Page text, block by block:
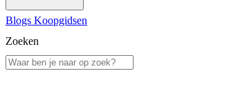
Blogs Koopgidsen
Zoeken